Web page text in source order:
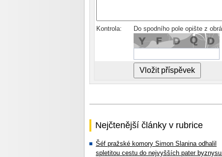
Kontrola: Do spodního pole opište z
Nejčtenější články v rubrice
Šéf pražské komory Simon Slanina odhalil
spletitou cestu do nejvyšších pater